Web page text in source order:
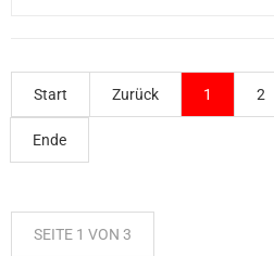
Start Zurück 1 2
Ende
SEITE 1 VON 3